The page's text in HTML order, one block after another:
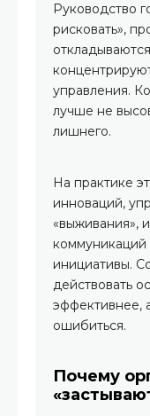
Руководство
рисковать»,
управления.
лучше не
лишнего.
На практике
инноваций,
«выживания»,
инициативы.
действовать
эффективнее,
ошибиться.
Почему